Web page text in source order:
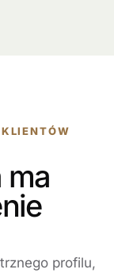
ma
profilu,